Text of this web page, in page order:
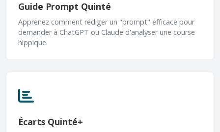
Guide Prompt Quinté
Apprenez comment rédiger un "prompt" efficace pour
demander à ChatGPT ou Claude d'analyser une course
hippique.
Écarts Quinté+